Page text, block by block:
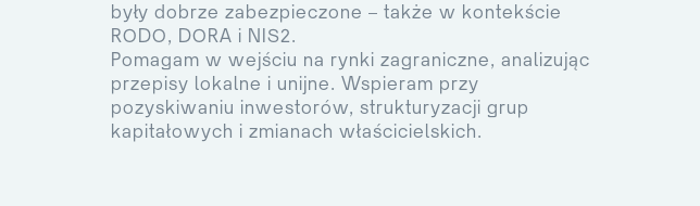
były dobrze zabezpieczone – także w kontekście
RODO, DORA i NIS2.
Pomagam w wejściu na rynki zagraniczne, analizując
przepisy lokalne i unijne. Wspieram przy
pozyskiwaniu inwestorów, strukturyzacji grup
kapitałowych i zmianach właścicielskich.